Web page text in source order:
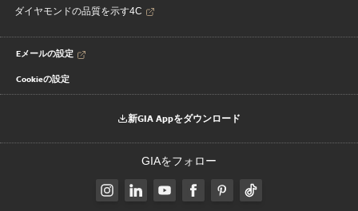
ダイヤモンドの品質を示す4C
Eメールの設定
Cookieの設定
新GIA Appをダウンロード
GIAをフォロー